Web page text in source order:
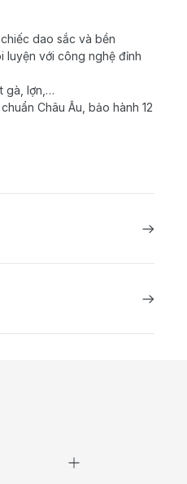
dao sắc và bền
luyện với công nghệ đỉnh
gà, lợn,…
Châu Âu, bảo hành 12